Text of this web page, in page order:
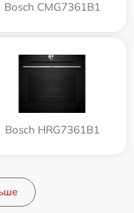
Bosch CMG7361B1
Bosch HRG7361B1